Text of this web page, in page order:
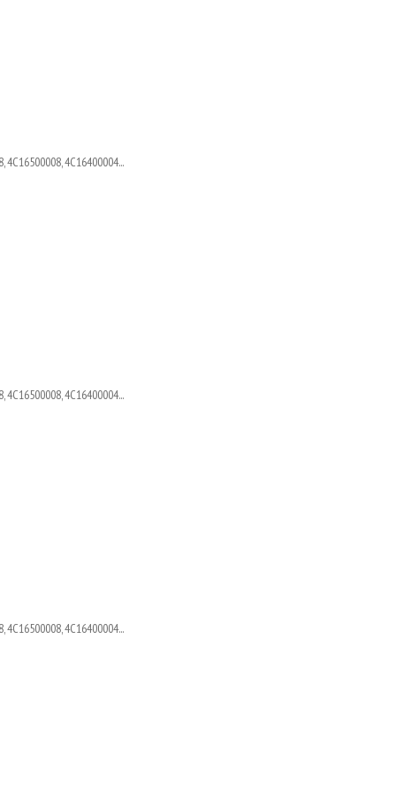
4C16500008, 4C16400004...
4C16500008, 4C16400004...
4C16500008, 4C16400004...